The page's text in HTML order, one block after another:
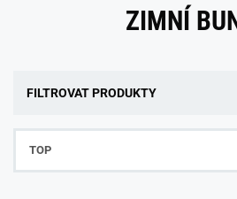
ZIMNÍ
FILTROVAT PRODUKTY
TOP